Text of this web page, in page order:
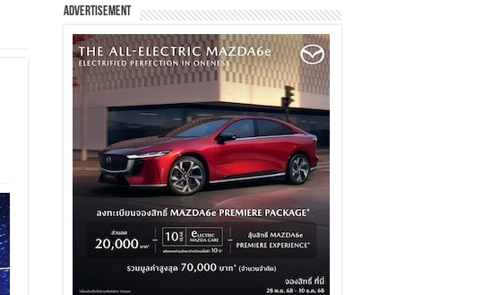
Advertisement